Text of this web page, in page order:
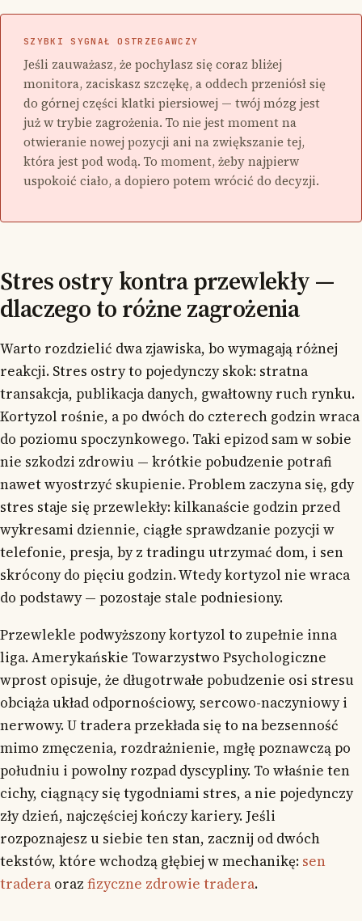
SZYBKI SYGNAŁ OSTRZEGAWCZY
Jeśli zauważasz, że pochylasz się coraz bliżej
monitora, zaciskasz szczękę, a oddech przeniósł się
do górnej części klatki piersiowej — twój mózg jest
już w trybie zagrożenia. To nie jest moment na
otwieranie nowej pozycji ani na zwiększanie tej,
która jest pod wodą. To moment, żeby najpierw
uspokoić ciało, a dopiero potem wrócić do decyzji.
Stres ostry kontra przewlekły —
dlaczego to różne zagrożenia
Warto rozdzielić dwa zjawiska, bo wymagają różnej
reakcji. Stres ostry to pojedynczy skok: stratna
transakcja, publikacja danych, gwałtowny ruch rynku.
Kortyzol rośnie, a po dwóch do czterech godzin wraca
do poziomu spoczynkowego. Taki epizod sam w sobie
nie szkodzi zdrowiu — krótkie pobudzenie potrafi
nawet wyostrzyć skupienie. Problem zaczyna się, gdy
stres staje się przewlekły: kilkanaście godzin przed
wykresami dziennie, ciągłe sprawdzanie pozycji w
telefonie, presja, by z tradingu utrzymać dom, i sen
skrócony do pięciu godzin. Wtedy kortyzol nie wraca
do podstawy — pozostaje stale podniesiony.
Przewlekle podwyższony kortyzol to zupełnie inna
liga. Amerykańskie Towarzystwo Psychologiczne
wprost opisuje, że długotrwałe pobudzenie osi stresu
obciąża układ odpornościowy, sercowo-naczyniowy i
nerwowy. U tradera przekłada się to na bezsenność
mimo zmęczenia, rozdrażnienie, mgłę poznawczą po
południu i powolny rozpad dyscypliny. To właśnie ten
cichy, ciągnący się tygodniami stres, a nie pojedynczy
zły dzień, najczęściej kończy kariery. Jeśli
rozpoznajesz u siebie ten stan, zacznij od dwóch
tekstów, które wchodzą głębiej w mechanikę: sen
tradera oraz fizyczne zdrowie tradera.